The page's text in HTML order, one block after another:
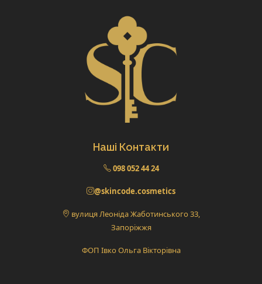
Наші Контакти
098 052 44 24
@skincode.cosmetics
вулиця Леоніда Жаботинського 33,
Запоріжжя
ФОП Івко Ольга Вікторівна